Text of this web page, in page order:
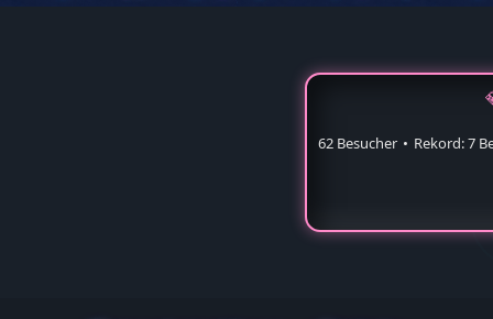
62 Besucher Rekord: 7